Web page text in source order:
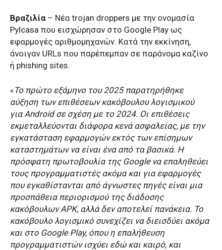
Βραζιλία – Νέα trojan droppers με την ονομασία
Pylcasa που εισχώρησαν στο Google Play ως
εφαρμογές αριθμομηχανών. Κατά την εκκίνηση,
άνοιγαν URLs που παρέπεμπαν σε παράνομα καζίνο
ή phishing sites.
« Το πρώτο εξάμηνο του 2025 παρατηρήθηκε
αύξηση των επιθέσεων κακόβουλου λογισμικού
για Androidσε σχέση με το 2024. Οι επιθέσεις
εκμεταλλεύονται διάφορα κενά ασφαλείας, με την
εγκατάσταση εφαρμογών εκτός των επίσημων
καταστημάτων να είναι ένα από τα βασικά. Η
πρόσφατη πρωτοβουλία της Googleνα επαληθεύει
τους προγραμματιστές ακόμα και για εφαρμογές
που εγκαθίστανται από άγνωστες πηγές είναι μια
προσπάθεια περιορισμού της διάδοσης
κακόβουλωνAPK, αλλά δεν αποτελεί πανάκεια. Το
κακόβουλο λογισμικό συνεχίζει να διεισδύει ακόμα
και στο Google Play, όπου η επαλήθευση
προγραμματιστών ισχύει εδώ και καιρό, και